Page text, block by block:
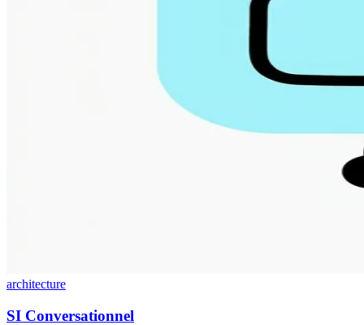
architecture
SI Conversationnel